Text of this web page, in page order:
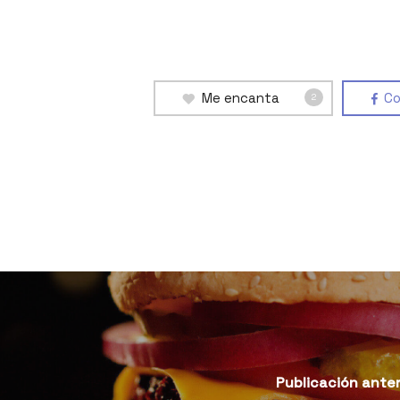
Me encanta 2
Publicación